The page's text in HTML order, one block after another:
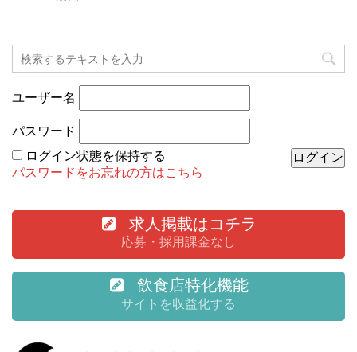
ユーザー名
パスワード
ログイン状態を保持する
パスワードをお忘れの方はこちら
求人掲載はコチラ
応募・採用課金なし
飲食店特化機能
サイトを収益化する